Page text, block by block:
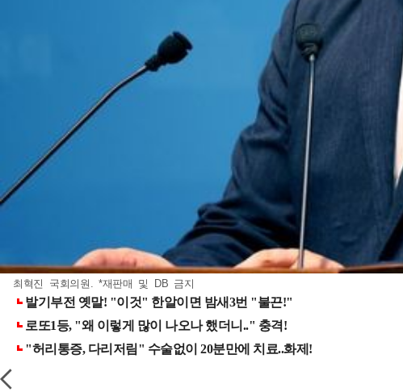
최혁진 국회의원. *재판매 및 DB 금지